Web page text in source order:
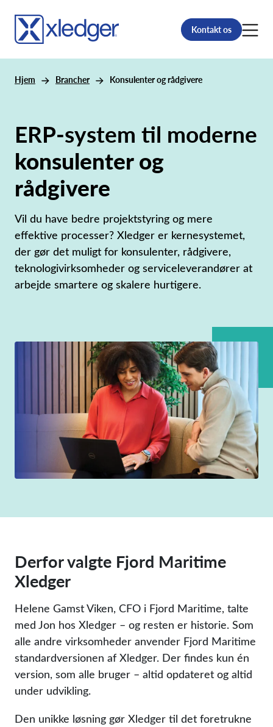
Kontakt os
Hjem Brancher Konsulenter og rådgivere
ERP-system til moderne
konsulenter og
rådgivere
Vil du have bedre projektstyring og mere
effektive processer? Xledger er kernesystemet,
der gør det muligt for konsulenter, rådgivere,
teknologivirksomheder og serviceleverandører at
arbejde smartere og skalere hurtigere.
Derfor valgte Fjord Maritime
Xledger
Helene Gamst Viken, CFO i Fjord Maritime, talte
med Jon hos Xledger – og resten er historie. Som
alle andre virksomheder anvender Fjord Maritime
standardversionen af Xledger. Der findes kun én
version, som alle bruger – altid opdateret og altid
under udvikling.
Den unikke løsning gør Xledger til det foretrukne